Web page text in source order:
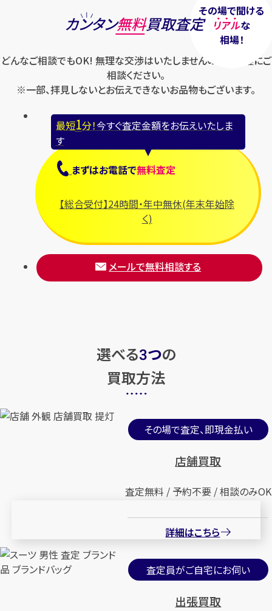
その場で聞ける
リアルな
相場！
カンタン無料買取査定
どんなご相談でもOK! 無理な交渉はいたしませんのでお気軽にご
相談ください。
※一部、拝見しないとお伝えできないお品物もございます。
最短1分！今すぐ査定金額をお伝えいたしま
す
まずはお電話で無料査定
【総合受付】24時間・年中無休(年末年始除
く)
メールで無料相談する
選べる3つの
買取方法
その場で査定、即現金払い
店舗買取
査定無料 / 予約不要 / 相談のみOK
詳細はこちら
査定員がご自宅にお伺い
出張買取